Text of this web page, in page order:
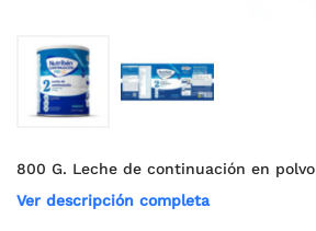
800 G. Leche de continuación en polvo
Ver descripción completa